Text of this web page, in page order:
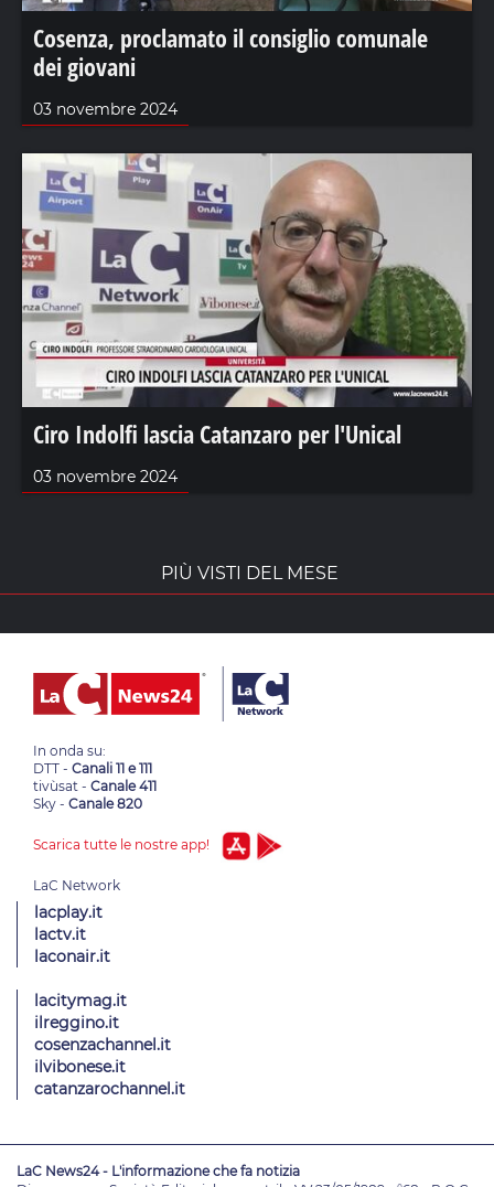
Cosenza, proclamato il consiglio comunale
dei giovani
03 novembre 2024
Ciro Indolfi lascia Catanzaro per l'Unical
03 novembre 2024
PIÙ VISTI DEL MESE
In onda su:
DTT - Canali 11 e 111
tivùsat - Canale 411
Sky - Canale 820
Scarica tutte le nostre app!
lacplay.it
lactv.it
laconair.it
lacitymag.it
ilreggino.it
cosenzachannel.it
ilvibonese.it
catanzarochannel.it
LaC News24 - L'informazione che fa notizia